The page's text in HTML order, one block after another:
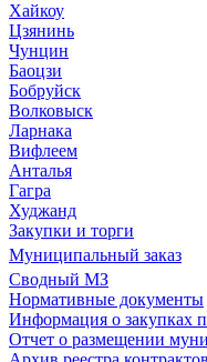
Хайкоу
Цзянинь
Чунцин
Баоцзи
Бобруйск
Волковыск
Ларнака
Вифлеем
Анталья
Гагра
Худжанд
Закупки и торги
Муниципальный заказ
Сводный МЗ
Нормативные документы
Информация о закупках
Отчет о размещении